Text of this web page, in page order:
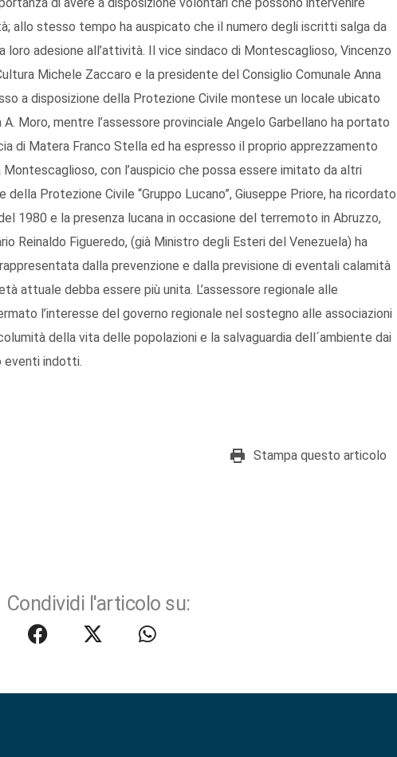
allo stesso tempo ha auspicato che il numero degli iscritti salga da
loro adesione all’attività. Il vice sindaco di Montescaglioso, Vincenzo
Michele Zaccaro e la presidente del Consiglio Comunale Anna
a disposizione della Protezione Civile montese un locale ubicato
Moro, mentre l’assessore provinciale Angelo Garbellano ha portato
di Matera Franco Stella ed ha espresso il proprio apprezzamento
con l’auspicio che possa essere imitato da altri
della Protezione Civile “Gruppo Lucano”, Giuseppe Priore, ha ricordato
1980 e la presenza lucana in occasione del terremoto in Abruzzo,
Reinaldo Figueredo, (già Ministro degli Esteri del Venezuela) ha
dalla prevenzione e dalla previsione di eventali calamità
attuale debba essere più unita. L’assessore regionale alle
l’interesse del governo regionale nel sostegno alle associazioni
della vita delle popolazioni e la salvaguardia dell´ambiente dai
eventi indotti.
Stampa questo articolo
Condividi l'articolo su: